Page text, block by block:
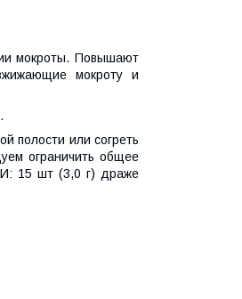
мокроты. Повышают
мокроту и
полости или согреть
ограничить общее
15 шт (3,0 г) драже